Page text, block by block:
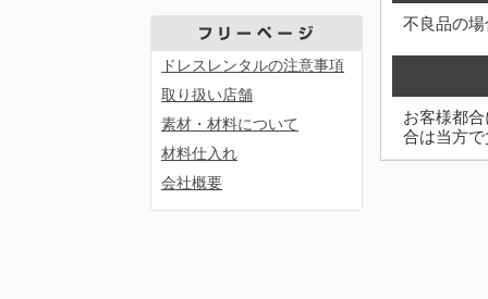
ドレスレンタルの注意事項
取り扱い店舗
素材・材料について
材料仕入れ
会社概要
不良品の
お客様都
合は当方